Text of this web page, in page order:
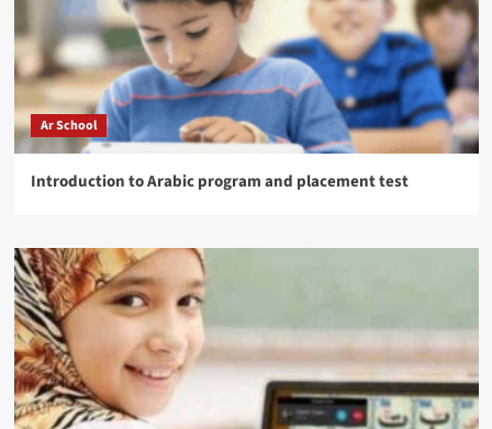
Ar School
Introduction to Arabic program and placement test